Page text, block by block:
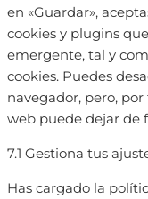
en «Guardar»,
cookies y plugins
emergente, tal y
cookies. Puedes
navegador, pero,
web puede dejar de
7.1 Gestiona tus
Has cargado la